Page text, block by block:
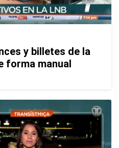
y billetes de la
forma manual